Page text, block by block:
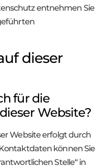
entnehmen Sie
dieser
für die
Website?
Website erfolgt durch
können Sie
Stelle“ in